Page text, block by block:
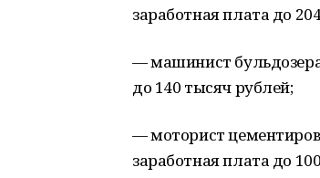
заработная плата до
— машинист
до 140 тысяч рублей;
— моторист
заработная плата до